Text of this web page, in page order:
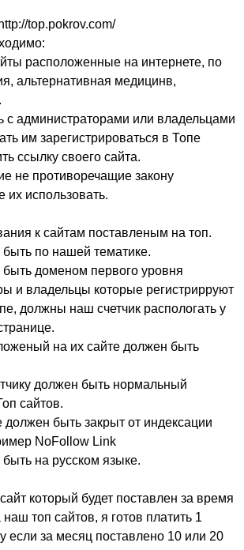
top.pokrov.com/
расположенные на интернете, по
альтернативная медицинв,
с администраторами или владельцами
им зарегистрироваться в Топе
ссылку своего сайта.
не противоречащие закону
их использовать.
к сайтам поставленым на топ.
по нашей тематике.
доменом первого уровня
и владельцы которые регистрирруют
должны наш счетчик распологать у
на их сайте должен быть
должен быть нормальный
сайтов.
должен быть закрыт от индексации
NoFollow Link
на русском языке.
который будет поставлен за время
топ сайтов, я готов платить 1
если за месяц поставлено 10 или 20